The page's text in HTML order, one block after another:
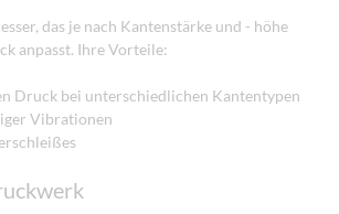
das je nach Kantenstärke und - höhe
anpasst. Ihre Vorteile:
Druck bei unterschiedlichen Kantentypen
Vibrationen